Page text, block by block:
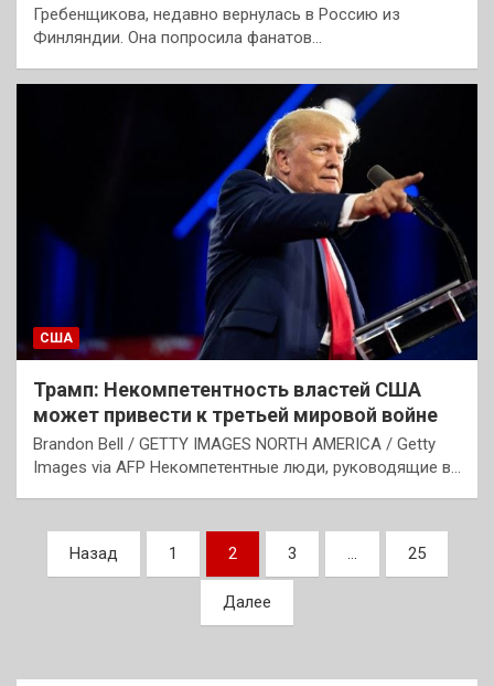
Гребенщикова, недавно вернулась в Россию из
Финляндии. Она попросила фанатов…
США
Трамп: Некомпетентность властей США
может привести к третьей мировой войне
Brandon Bell / GETTY IMAGES NORTH AMERICA / Getty
Images via AFP Некомпетентные люди, руководящие в…
Пагинация
записей
Назад 1 2 3 … 25
Далее